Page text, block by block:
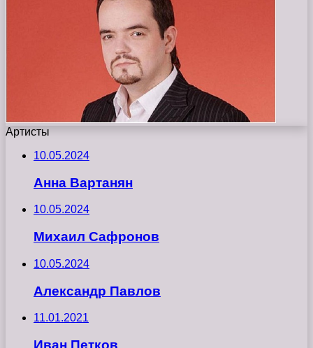
Артисты
10.05.2024
Анна Вартанян
10.05.2024
Михаил Сафронов
10.05.2024
Александр Павлов
11.01.2021
Иван Петков